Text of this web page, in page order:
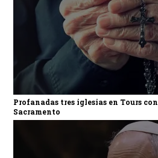
Profanadas tres iglesias en Tours
Sacramento